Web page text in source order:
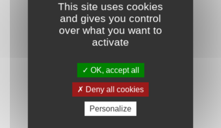
This site uses cookies
and gives you control
over what you want to
activate
OK, accept all
Deny all cookies
Personalize
Mot de passe oublié ? Je crée mon compte